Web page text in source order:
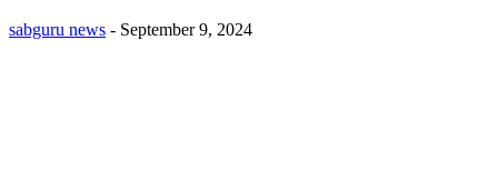
sabguru news - September 9, 2024